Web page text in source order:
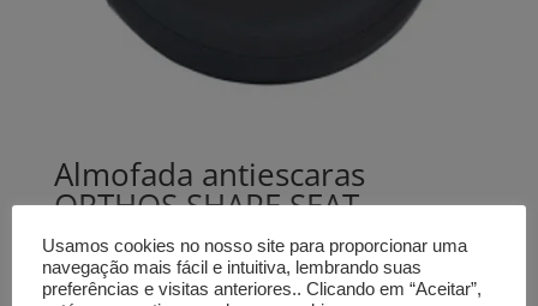
Almofada antiescaras
ORTHOS SHAPE SEAT
circular, com abertura,
espuma
Usamos cookies no nosso site para proporcionar uma
navegação mais fácil e intuitiva, lembrando suas
preferências e visitas anteriores.. Clicando em “Aceitar”,